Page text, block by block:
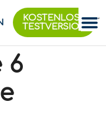
KOSTENLOSE
TESTVERSION
6